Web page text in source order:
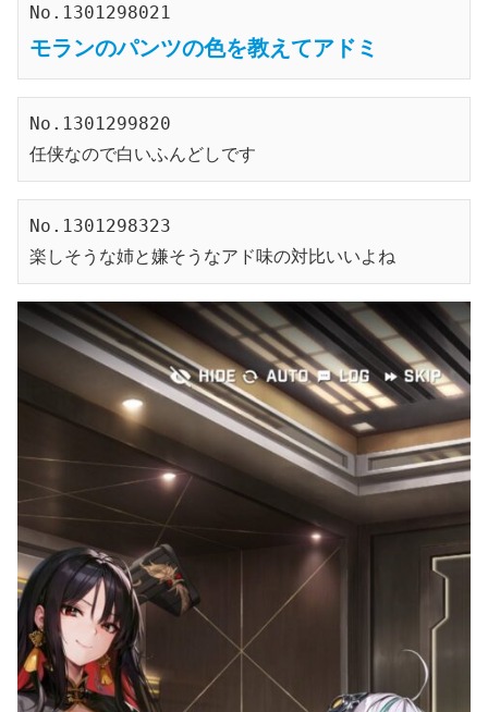
No.1301298021
モランのパンツの色を教えてアドミ
No.1301299820
任侠なので白いふんどしです
No.1301298323
楽しそうな姉と嫌そうなアド味の対比いいよね